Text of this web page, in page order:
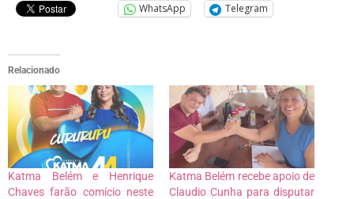
WhatsApp Telegram
Relacionado
Katma Belém e Henrique
Chaves farão comício neste
Katma Belém recebe apoio de
Claudio Cunha para disputar